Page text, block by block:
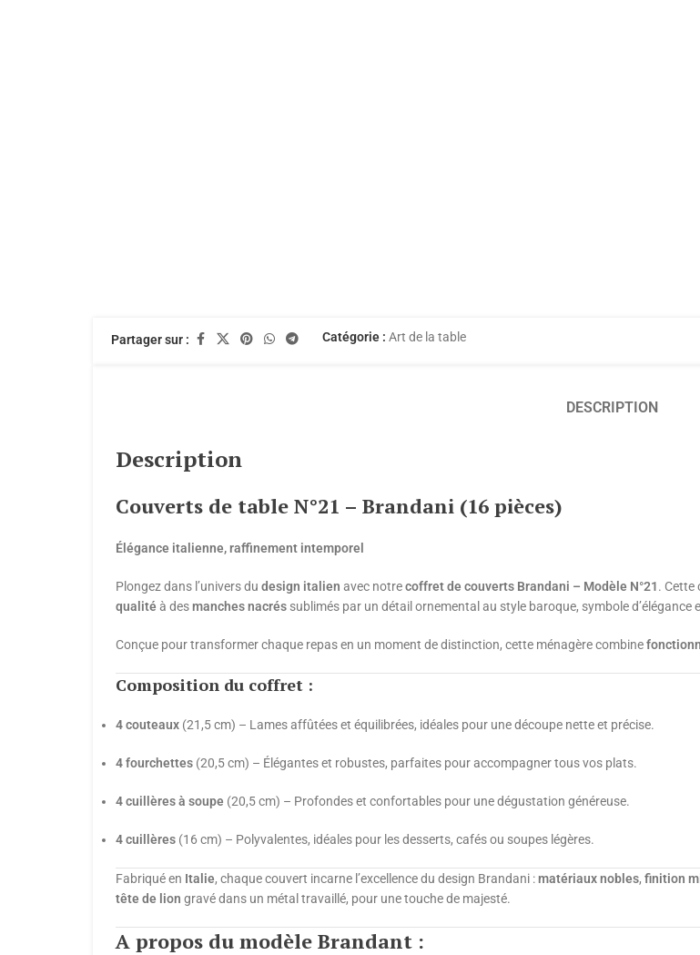
Partager sur : Catégorie : Art de la table
DESCRIPTION
Description
Couverts de table N°21 – Brandani (16 pièces)
Élégance italienne, raffinement intemporel
Plongez dans l’univers du design italien avec notrecoffret de couverts Brandani – Modèle N°21. Cette
qualité à desmanches nacrés sublimés par un détail ornemental au style baroque, symbole d’élégance
Conçue pour transformer chaque repas en un moment de distinction, cette ménagère combine
Composition du coffret :
4 couteaux (21,5 cm) – Lames affûtées et équilibrées, idéales pour une découpe nette et précise.
4 fourchettes (20,5 cm) – Élégantes et robustes, parfaites pour accompagner tous vos plats.
4 cuillères à soupe (20,5 cm) – Profondes et confortables pour une dégustation généreuse.
4 cuillères (16 cm) – Polyvalentes, idéales pour les desserts, cafés ou soupes légères.
Fabriqué en Italie, chaque couvert incarne l’excellence du design Brandani :matériaux nobles, finition
tête de lion gravé dans un métal travaillé, pour une touche de majesté.
A propos du modèle Brandant :